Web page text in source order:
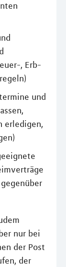
, Erb-
und
erledigen,
nur bei
der Post
der